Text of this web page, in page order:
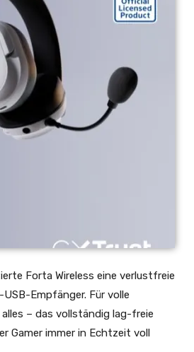
Forta Wireless eine verlustfreie
Empfänger. Für volle
– das vollständig lag-freie
Gamer immer in Echtzeit voll